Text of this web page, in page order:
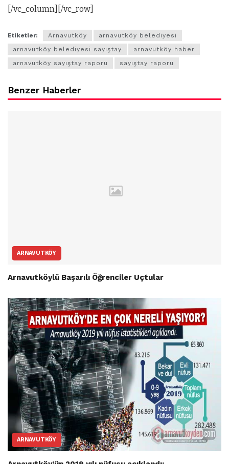
[/vc_column][/vc_row]
Etiketler: Arnavutköy
arnavutköy belediyesi
arnavutköy belediyesi sayıştay
arnavutköy haber
arnavutköy sayıştay raporu
sayıştay raporu
Benzer Haberler
ARNAVUTKÖY
Arnavutköylü Başarılı Öğrenciler Uçtular
ARNAVUTKÖY